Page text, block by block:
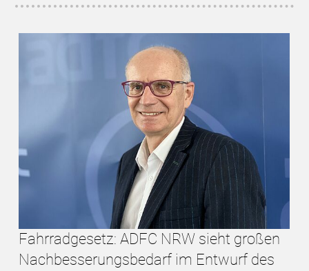
Fahrradgesetz: ADFC NRW sieht großen
Nachbesserungsbedarf im Entwurf des